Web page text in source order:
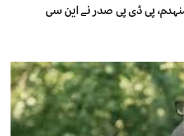
پی ڈی پی صدر نے این سی